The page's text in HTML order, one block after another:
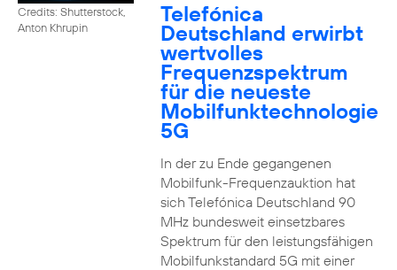
Credits: Shutterstock,
Anton Khrupin
Telefónica
Deutschland erwirbt
wertvolles
Frequenzspektrum
für die neueste
Mobilfunktechnologie
5G
In der zu Ende gegangenen
Mobilfunk-Frequenzauktion hat
sich Telefónica Deutschland 90
MHz bundesweit einsetzbares
Spektrum für den leistungsfähigen
Mobilfunkstandard 5G mit einer